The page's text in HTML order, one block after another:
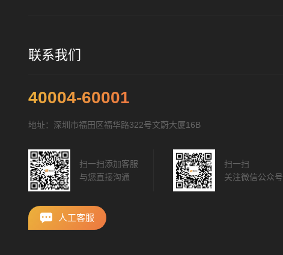
联系我们
40004-60001
地址：深圳市福田区福华路322号文蔚大厦16B
扫一扫添加客服
与您直接沟通
扫一扫
关注微信公众号
人工客服